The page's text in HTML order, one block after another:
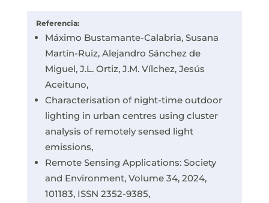
Referencia:
Máximo Bustamante-Calabria, Susana
Martín-Ruiz, Alejandro Sánchez de
Miguel, J.L. Ortiz, J.M. Vílchez, Jesús
Aceituno,
Characterisation of night-time outdoor
lighting in urban centres using cluster
analysis of remotely sensed light
emissions,
Remote Sensing Applications: Society
and Environment, Volume 34, 2024,
101183, ISSN 2352-9385,